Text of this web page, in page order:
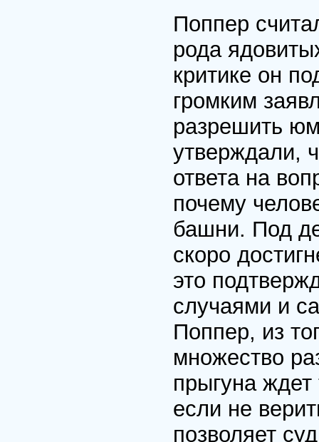
Поппер
рода
критике он
громким
разрешить
утверждали,
ответа на
почему
башни. Под
скоро
это
случаями и
Поппер, из
множество
прыгуна
если не
позволяет